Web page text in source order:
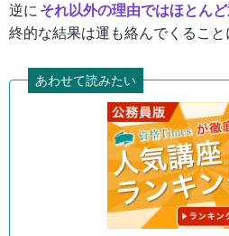
逆にそれ以外の理由ではほとん
終的な結果は運も絡んでくること
あわせて読みたい